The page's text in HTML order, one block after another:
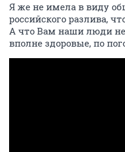
Я же не имела в виду
российского разлива,
А что Вам наши люди не
вполне здоровые, по